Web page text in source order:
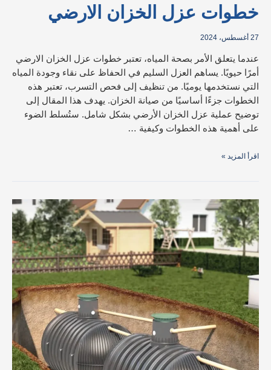
خطوات عزل الخزان الارضي
27 أغسطس، 2024
عندما يتعلق الأمر بصحة المياه، تعتبر خطوات عزل الخزان الارضي
أمرًا حيويًا. يساهم العزل السليم في الحفاظ على نقاء وجودة المياه
التي نستخدمها يوميًا. من تنظيف إلى فحص التسرب، تعتبر هذه
الخطوات جزءًا أساسيًا من صيانة الخزان. يهدف هذا المقال إلى
توضيح عملية عزل الخزان الأرضي بشكل شامل. ستُسلط الضوء
على أهمية هذه الخطوات وكيفية …
اقرأ المزيد »
كيفية
حل
تسرب
الخزان
الارضي
|
دليل
شامل
للكشف
والفحص